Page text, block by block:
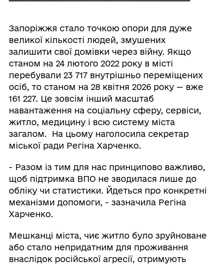
Запоріжжя стало точкою опори для дуже
великої кількості людей, змушених
залишити свої домівки через війну. Якщо
станом на 24 лютого 2022 року в місті
перебували 23 717 внутрішньо переміщених
осіб, то станом на 28 квітня 2026 року — вже
161 227. Це зовсім інший масштаб
навантаження на соціальну сферу, сервіси,
житло, медицину і всю систему міста
загалом. На цьому наголосила секретар
міської ради Регіна Харченко.
- Разом із тим для нас принципово важливо,
щоб підтримка ВПО не зводилася лише до
обліку чи статистики. Йдеться про конкретні
механізми допомоги, - зазначила Регіна
Харченко.
Мешканці міста, чиє житло було зруйноване
або стало непридатним для проживання
внаслідок російської агресії, отримують